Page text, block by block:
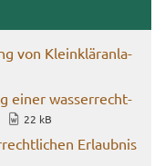
von Klein­klär­an­la­
einer was­ser­recht­
22 kB
Er­laub­nis